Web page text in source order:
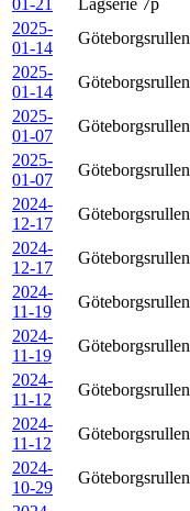
2025-
01-14
Göteborgsrullen
2025-
01-14
Göteborgsrullen
2025-
01-07
Göteborgsrullen
2025-
01-07
Göteborgsrullen
2024-
12-17
Göteborgsrullen
2024-
12-17
Göteborgsrullen
2024-
11-19
Göteborgsrullen
2024-
11-19
Göteborgsrullen
2024-
11-12
Göteborgsrullen
2024-
11-12
Göteborgsrullen
2024-
10-29
Göteborgsrullen